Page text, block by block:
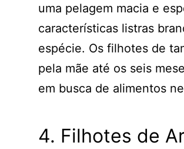
uma pelagem macia e
características listras
espécie. Os filhotes de
pela mãe até os seis
em busca de alimentos
4. Filhotes de